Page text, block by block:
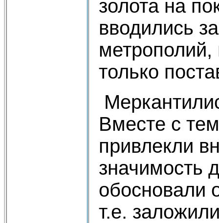
золота на
вводились
метрополий,
только
Вместе с
привлекли
значимость
обосновали
т.е.